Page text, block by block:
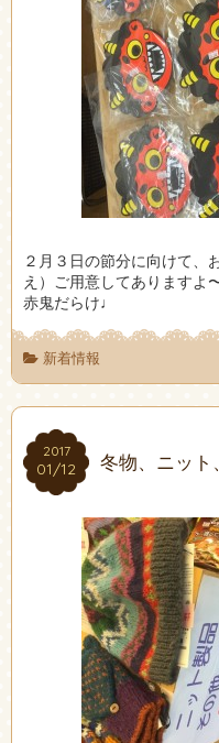
２月３日の節分に向けて、
え）ご用意してありますよ
赤鬼だらけ♩
新着情報
2017
01/12
2017
01/12 冬物、ニット